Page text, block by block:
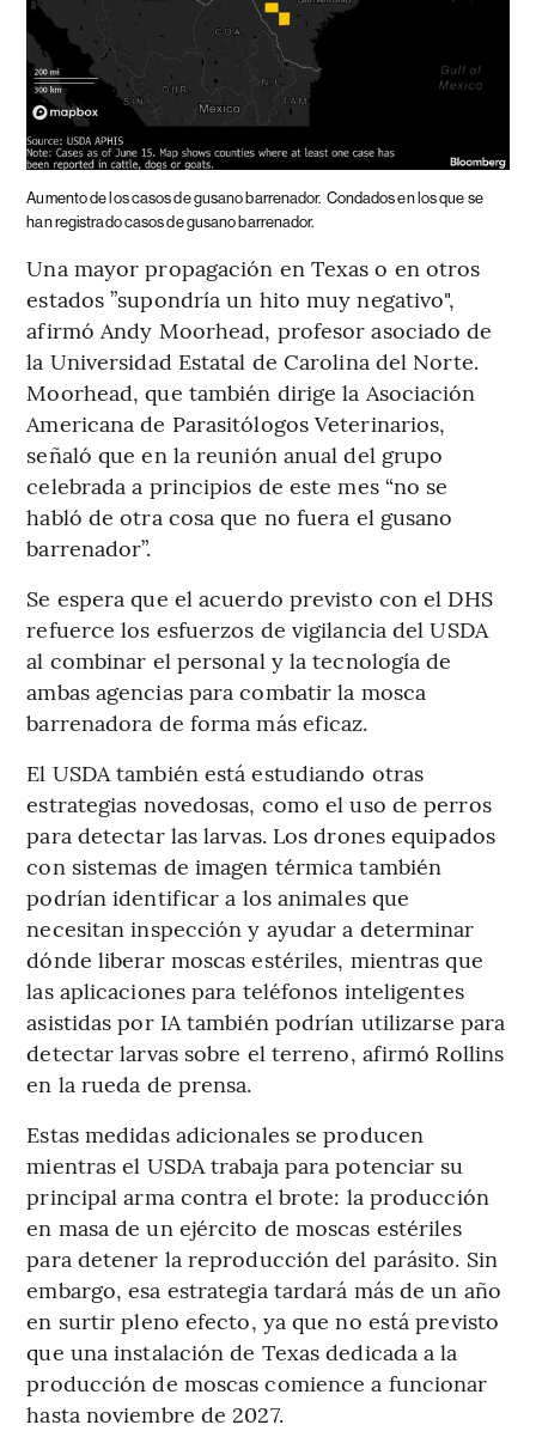
Aumento de los casos de gusano barrenador. Condados en los que se
han registrado casos de gusano barrenador.
Una mayor propagación en Texas o en otros
estados ”supondría un hito muy negativo",
afirmó Andy Moorhead, profesor asociado de
la Universidad Estatal de Carolina del Norte.
Moorhead, que también dirige la Asociación
Americana de Parasitólogos Veterinarios,
señaló que en la reunión anual del grupo
celebrada a principios de este mes “no se
habló de otra cosa que no fuera el gusano
barrenador”.
Se espera que el acuerdo previsto con el DHS
refuerce los esfuerzos de vigilancia del USDA
al combinar el personal y la tecnología de
ambas agencias para combatir la mosca
barrenadora de forma más eficaz.
El USDA también está estudiando otras
estrategias novedosas, como el uso de perros
para detectar las larvas. Los drones equipados
con sistemas de imagen térmica también
podrían identificar a los animales que
necesitan inspección y ayudar a determinar
dónde liberar moscas estériles, mientras que
las aplicaciones para teléfonos inteligentes
asistidas por IA también podrían utilizarse para
detectar larvas sobre el terreno, afirmó Rollins
en la rueda de prensa.
Estas medidas adicionales se producen
mientras el USDA trabaja para potenciar su
principal arma contra el brote: la producción
en masa de un ejército de moscas estériles
para detener la reproducción del parásito. Sin
embargo, esa estrategia tardará más de un año
en surtir pleno efecto, ya que no está previsto
que una instalación de Texas dedicada a la
producción de moscas comience a funcionar
hasta noviembre de 2027.